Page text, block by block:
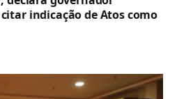
indicação de Atos como